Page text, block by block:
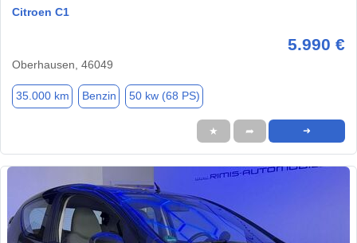
Citroen C1
5.990 €
Oberhausen, 46049
35.000 km Benzin 50 kw (68 PS)
★ ➦ ➜